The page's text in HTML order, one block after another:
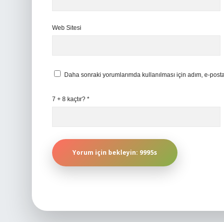
Web Sitesi
Daha sonraki yorumlarımda kullanılması için adım, e-
7 + 8 kaçtır? *